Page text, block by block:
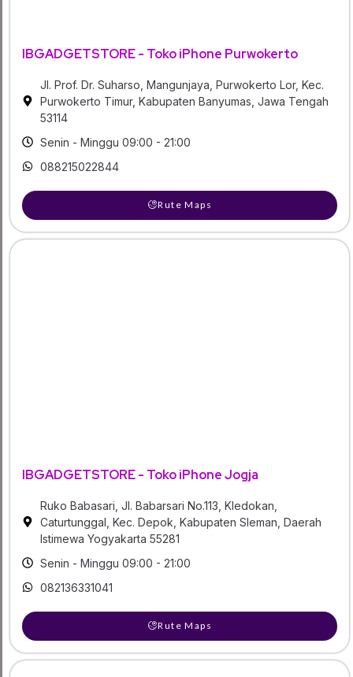
IBGADGETSTORE - Toko iPhone Purwokerto
Jl. Prof. Dr. Suharso, Mangunjaya, Purwokerto Lor, Kec.
Purwokerto Timur, Kabupaten Banyumas, Jawa Tengah
53114
Senin - Minggu 09:00 - 21:00
088215022844
Rute Maps
IBGADGETSTORE - Toko iPhone Jogja
Ruko Babasari, Jl. Babarsari No.113, Kledokan,
Caturtunggal, Kec. Depok, Kabupaten Sleman, Daerah
Istimewa Yogyakarta 55281
Senin - Minggu 09:00 - 21:00
082136331041
Rute Maps